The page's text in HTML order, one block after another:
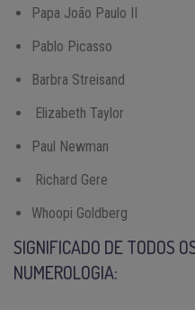
Papa João Paulo II
Pablo Picasso
Barbra Streisand
Elizabeth Taylor
Paul Newman
Richard Gere
Whoopi Goldberg
SIGNIFICADO DE TODOS
NUMEROLOGIA: